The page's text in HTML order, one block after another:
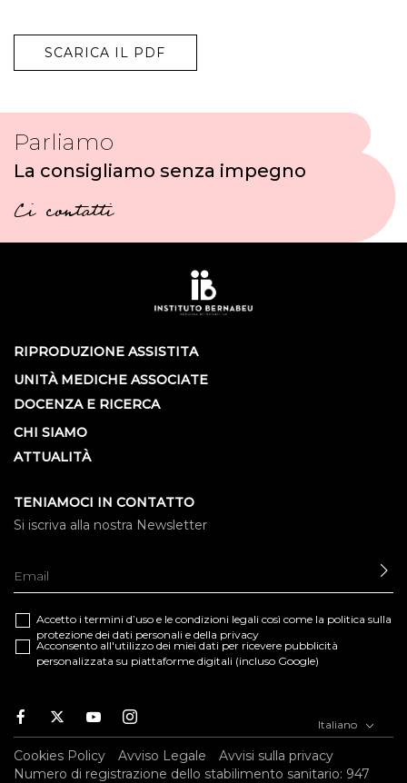
SCARICA IL PDF
Parliamo
La consigliamo senza impegno
Ci contatti
RIPRODUZIONE ASSISTITA
UNITÀ MEDICHE ASSOCIATE
DOCENZA E RICERCA
CHI SIAMO
ATTUALITÀ
TENIAMOCI IN CONTATTO
Si iscriva alla nostra Newsletter
Accetto i termini d’uso e le condizioni legali così come la politica sulla
protezione dei dati personali e della privacy
Acconsento all'utilizzo dei miei dati per ricevere pubblicità
personalizzata su piattaforme digitali (incluso Google)
Facebook
TwitterYoutubeInstagram Italiano
Cookies Policy Avviso Legale
Avvisi sulla privacy
Numero di registrazione dello stabilimento sanitario: 947